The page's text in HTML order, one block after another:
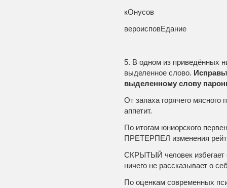
кОнусов
вероисповЕдание
5. В одном из приведённых
выделенное слово.
выделенному слову
От запаха горячего
аппетит.
По итогам юниорского
ПРЕТЕРПЕЛ изменения
СКРЫТЫЙ человек избегает
ничего не рассказывает о
По оценкам современных